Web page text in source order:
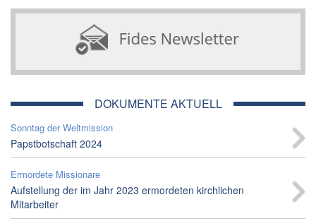
DOKUMENTE AKTUELL
Sonntag der Weltmission
Papstbotschaft 2024
Ermordete Missionare
Aufstellung der im Jahr 2023 ermordeten kirchlichen
Mitarbeiter